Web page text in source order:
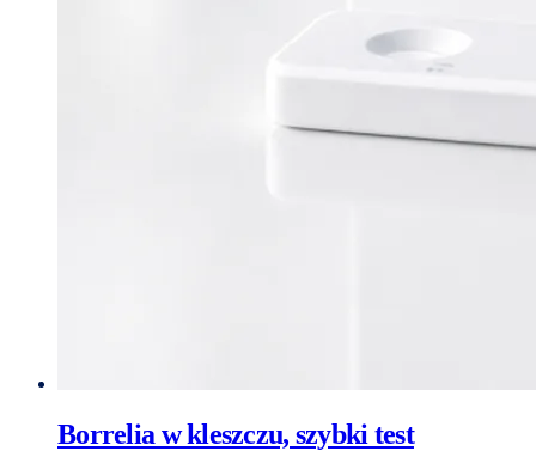
Borrelia w kleszczu, szybki test